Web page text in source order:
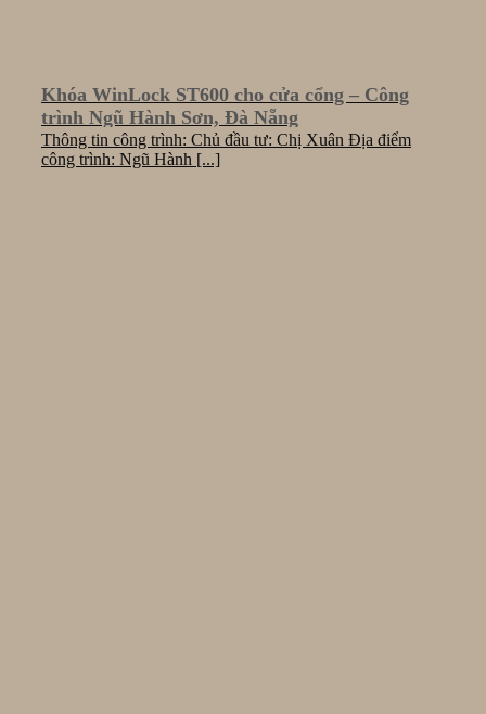
Khóa WinLock ST600 cho cửa cổng – Công
trình Ngũ Hành Sơn, Đà Nẵng
Thông tin công trình: Chủ đầu tư: Chị Xuân Địa điểm
công trình: Ngũ Hành [...]